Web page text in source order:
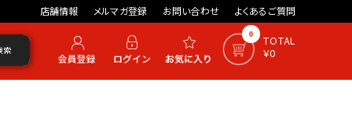
店舗情報 メルマガ登録 お問い合わせ よくあるご質問
0
TOTAL
￥0
索